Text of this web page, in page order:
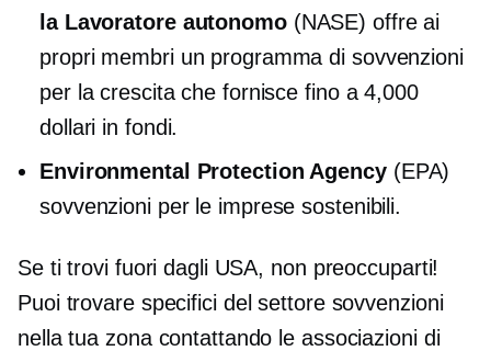
la Lavoratore autonomo(NASE) offre ai
propri membri un programma di sovvenzioni
per la crescita che fornisce fino a 4,000
dollari in fondi.
Environmental Protection Agency(EPA)
sovvenzioni per le imprese sostenibili.
Se ti trovi fuori dagli USA, non preoccuparti!
Puoi trovare specifici del settoresovvenzioni
nella tua zona contattando le associazioni di